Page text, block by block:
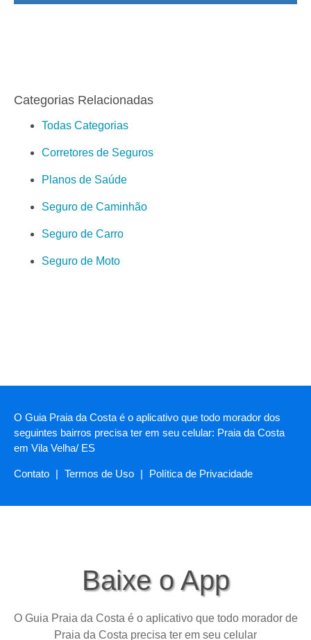
Categorias Relacionadas
Todas Categorias
Corretores de Seguros
Planos de Saúde
Seguro de Caminhão
Seguro de Carro
Seguro de Moto
O Guia Praia da Costa é o aplicativo que todo morador dos
seguintes bairros precisa ter em seu celular: Praia da Costa
em Vila Velha/ ES
Contato | Termos de Uso | Política de Privacidade
Baixe o App
O Guia Praia da Costa é o aplicativo que todo morador de
Praia da Costa precisa ter em seu celular